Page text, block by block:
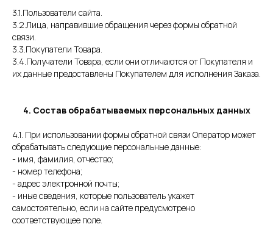
3.1.Пользователи сайта.
3.2.Лица, направившие обращения через формы обратной
связи.
3.3.Покупатели Товара.
3.4.Получатели Товара, если они отличаются от Покупателя и
их данные предоставлены Покупателем для исполнения Заказа.
4. Состав обрабатываемых персональных данных
4.1. При использовании формы обратной связи Оператор может
обрабатывать следующие персональные данные:
- имя, фамилия, отчество;
- номер телефона;
- адрес электронной почты;
- иные сведения, которые пользователь укажет
самостоятельно, если на сайте предусмотрено
соответствующее поле.